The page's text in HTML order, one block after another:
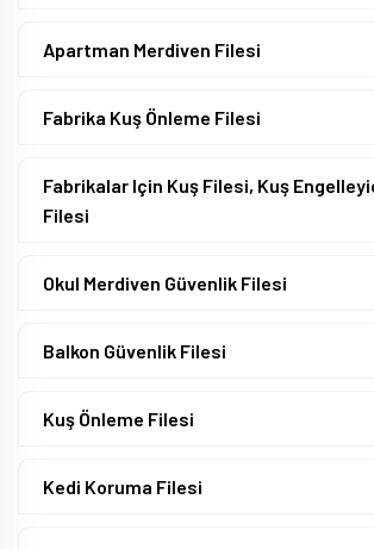
Apartman Merdiven Filesi
Fabrika Kuş Önleme Filesi
Fabrikalar Için Kuş Filesi, Kuş
Filesi
Okul Merdiven Güvenlik Filesi
Balkon Güvenlik Filesi
Kuş Önleme Filesi
Kedi Koruma Filesi